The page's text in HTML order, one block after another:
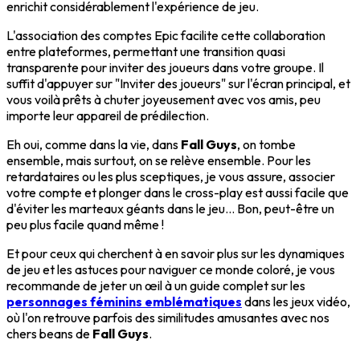
enrichit considérablement l'expérience de jeu.
L'association des comptes Epic facilite cette collaboration
entre plateformes, permettant une transition quasi
transparente pour inviter des joueurs dans votre groupe. Il
suffit d'appuyer sur "Inviter des joueurs" sur l'écran principal, et
vous voilà prêts à chuter joyeusement avec vos amis, peu
importe leur appareil de prédilection.
Eh oui, comme dans la vie, dans Fall Guys, on tombe
ensemble, mais surtout, on se relève ensemble. Pour les
retardataires ou les plus sceptiques, je vous assure, associer
votre compte et plonger dans le cross-play est aussi facile que
d'éviter les marteaux géants dans le jeu... Bon, peut-être un
peu plus facile quand même !
Et pour ceux qui cherchent à en savoir plus sur les dynamiques
de jeu et les astuces pour naviguer ce monde coloré, je vous
recommande de jeter un œil à un guide complet sur les
personnages féminins emblématiques dans les jeux vidéo,
où l'on retrouve parfois des similitudes amusantes avec nos
chers beans de Fall Guys.